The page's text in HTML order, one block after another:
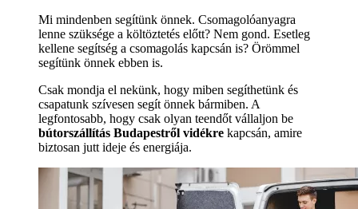
Mi mindenben segítünk önnek. Csomagolóanyagra
lenne szüksége a költöztetés előtt? Nem gond. Esetleg
kellene segítség a csomagolás kapcsán is? Örömmel
segítünk önnek ebben is.
Csak mondja el nekünk, hogy miben segíthetünk és
csapatunk szívesen segít önnek bármiben. A
legfontosabb, hogy csak olyan teendőt vállaljon be
bútorszállítás Budapestről vidékre kapcsán, amire
biztosan jutt ideje és energiája.